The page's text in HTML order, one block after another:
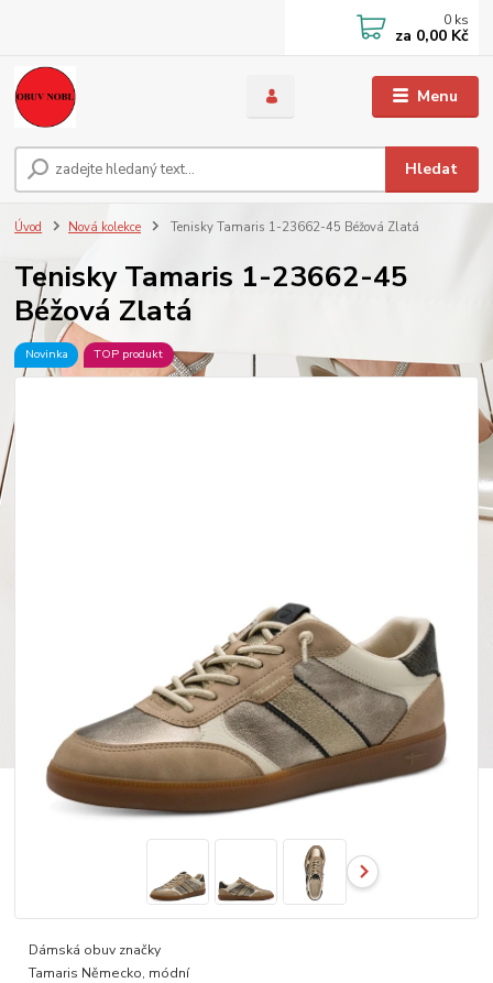
Menu
Hledat
0 ks
za 0,00 Kč
Úvod Nová kolekce Tenisky Tamaris 1-23662-45 Béžová Zlatá
Tenisky Tamaris 1-23662-45
Béžová Zlatá
Novinka TOP produkt
Dámská obuv značky
Tamaris Německo, módní